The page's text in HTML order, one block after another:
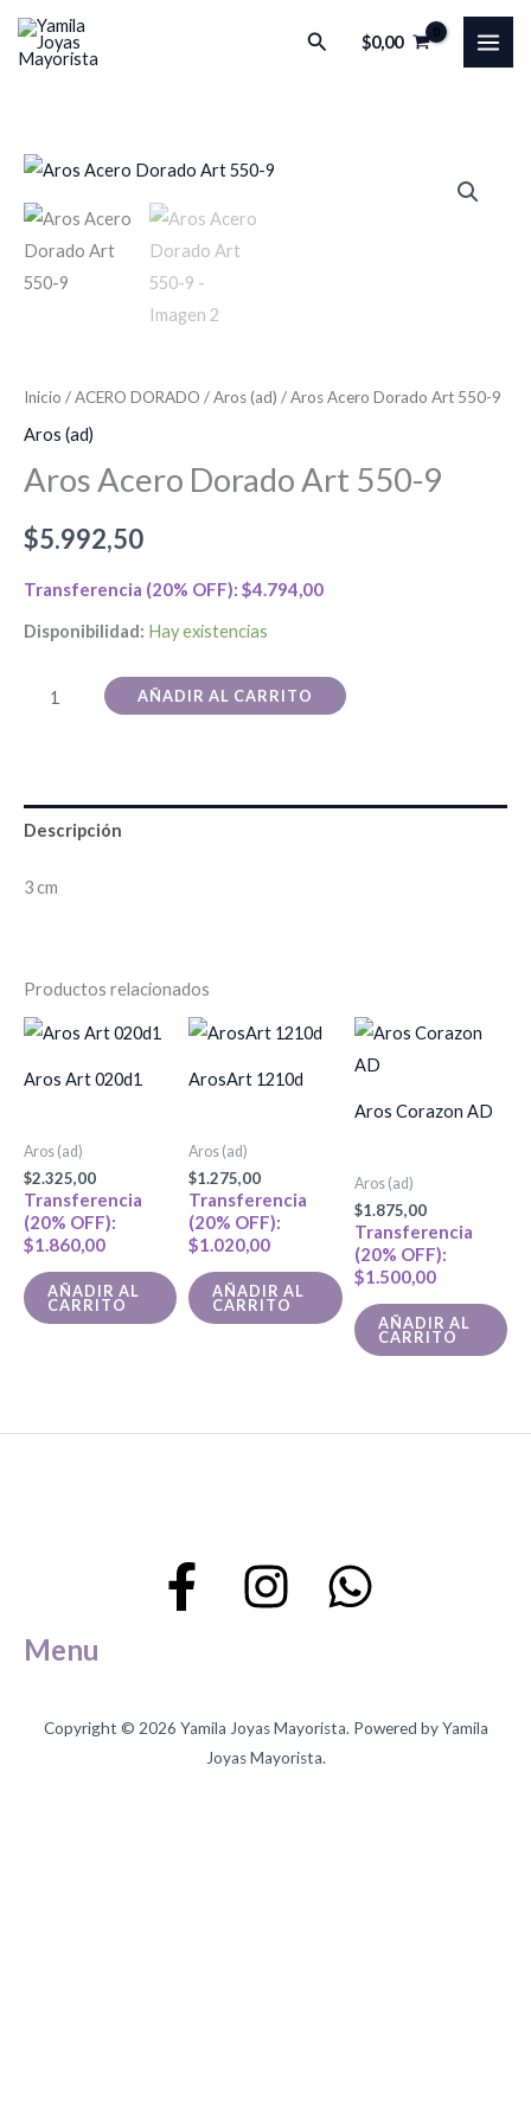
Buscar
$0,00
Inicio /ACERO DORADO /Aros (ad) / Aros Acero Dorado Art 550-9
Aros (ad)
Aros Acero Dorado Art 550-9
$5.992,50
Transferencia (20% OFF): $4.794,00
Disponibilidad: Hay existencias
Aros
Acero
AÑADIR AL CARRITO
Descripción
3 cm
Productos relacionados
Aros Art 020d1
Aros (ad)
$2.325,00
Transferencia
(20% OFF):
$1.860,00
AÑADIR AL
CARRITO
ArosArt 1210d
Aros (ad)
$1.275,00
Transferencia
(20% OFF):
$1.020,00
AÑADIR AL
CARRITO
Aros Corazon AD
Aros (ad)
$1.875,00
Transferencia
(20% OFF):
$1.500,00
AÑADIR AL
CARRITO
Menu
Copyright © 2026 Yamila Joyas Mayorista. Powered by Yamila
Joyas Mayorista.